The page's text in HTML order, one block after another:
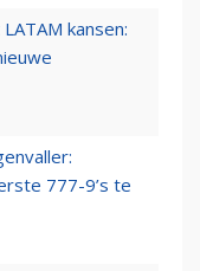
kansen:
777-9’s te